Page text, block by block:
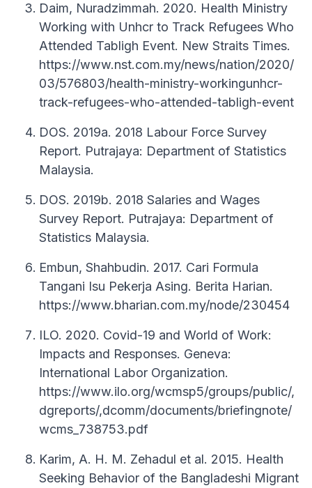
Daim, Nuradzimmah. 2020. Health Ministry
Working with Unhcr to Track Refugees Who
Attended Tabligh Event. New Straits Times.
https://www.nst.com.my/news/nation/2020/
03/576803/health-ministry-workingunhcr-
track-refugees-who-attended-tabligh-event
DOS. 2019a. 2018 Labour Force Survey
Report. Putrajaya: Department of Statistics
Malaysia.
DOS. 2019b. 2018 Salaries and Wages
Survey Report. Putrajaya: Department of
Statistics Malaysia.
Embun, Shahbudin. 2017. Cari Formula
Tangani Isu Pekerja Asing. Berita Harian.
https://www.bharian.com.my/node/230454
ILO. 2020. Covid-19 and World of Work:
Impacts and Responses. Geneva:
International Labor Organization.
https://www.ilo.org/wcmsp5/groups/public/,
dgreports/,dcomm/documents/briefingnote/
wcms_738753.pdf
Karim, A. H. M. Zehadul et al. 2015. Health
Seeking Behavior of the Bangladeshi Migrant